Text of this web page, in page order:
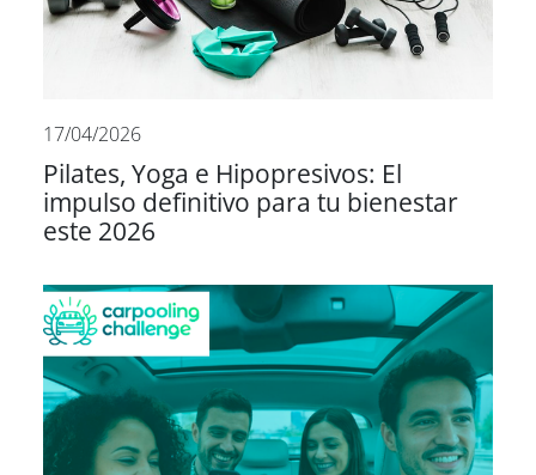
17/04/2026
Pilates, Yoga e Hipopresivos: El
impulso definitivo para tu bienestar
este 2026